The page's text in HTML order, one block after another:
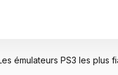
émulateurs PS3 les plus